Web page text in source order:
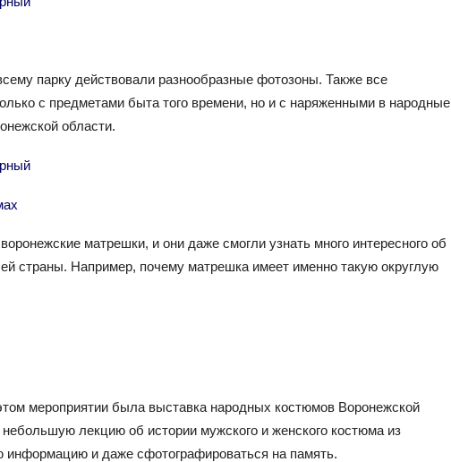
парку действовали разнообразные фотозоны. Также все
с предметами быта того времени, но и с наряженными в народные
области.
матрешки, и они даже смогли узнать много интересного об
страны. Например, почему матрешка имеет именно такую округлую
мероприятии была выставка народных костюмов Воронежской
лекцию об истории мужского и женского костюма из
информацию и даже сфотографироваться на память.